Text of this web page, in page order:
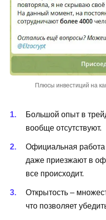
Плюсы инвестиций на
Большой опыт в
вообще отсутствуют.
Официальная работа
даже приезжают в
все происходит.
Открытость –
что позволяет